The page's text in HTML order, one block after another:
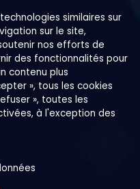
similaires sur
sur le site,
nos efforts de
des fonctionnalités pour
contenu plus
», tous les cookies
», toutes les
à l'exception des